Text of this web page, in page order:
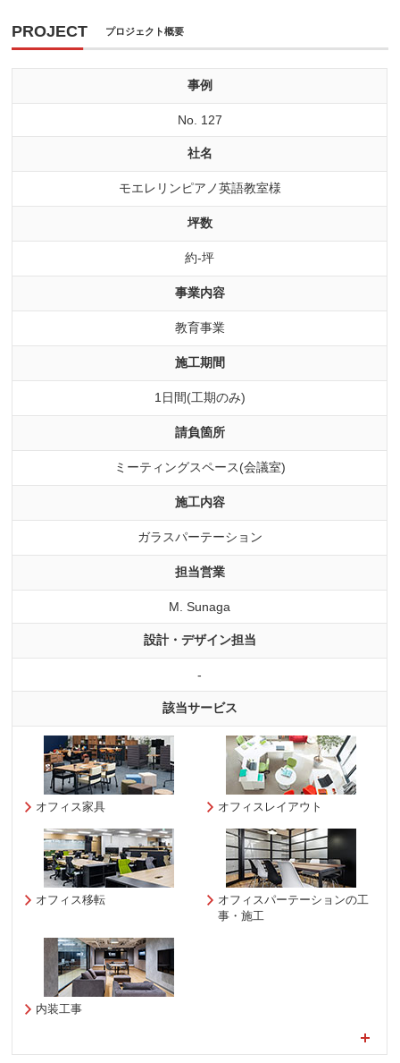
PROJECT プロジェクト概要
事例
No. 127
社名
モエレリンピアノ英語教室様
坪数
約-坪
事業内容
教育事業
施工期間
1日間(工期のみ)
請負箇所
ミーティングスペース(会議室)
施工内容
ガラスパーテーション
担当営業
M. Sunaga
設計・デザイン担当
-
該当サービス
オフィス家具 オフィスレイアウト
オフィス移転
オフィスパーテーションの工
事・施工
内装工事